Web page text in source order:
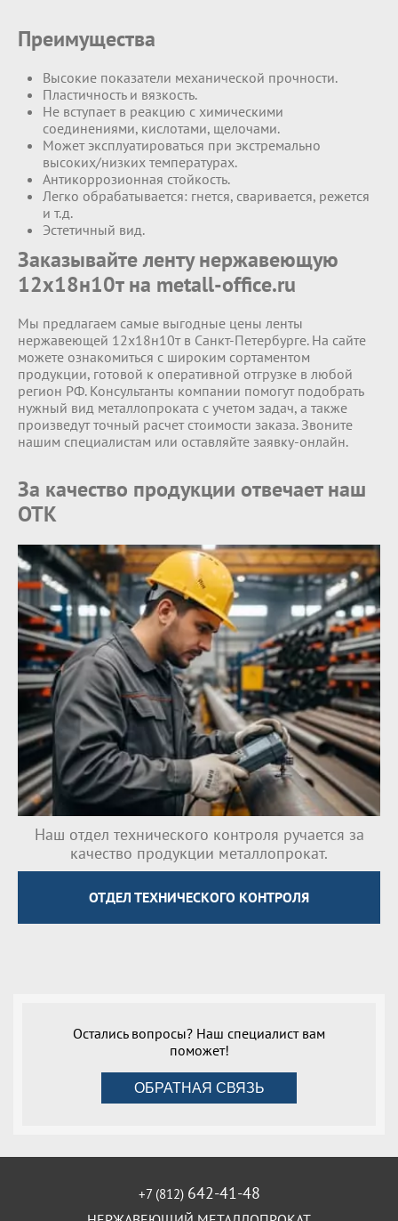
Преимущества
Высокие показатели механической прочности.
Пластичность и вязкость.
Не вступает в реакцию с химическими
соединениями, кислотами, щелочами.
Может эксплуатироваться при экстремально
высоких/низких температурах.
Антикоррозионная стойкость.
Легко обрабатывается: гнется, сваривается, режется
и т.д.
Эстетичный вид.
Заказывайте ленту нержавеющую
12х18н10т на metall-office.ru
Мы предлагаем самые выгодные цены ленты
нержавеющей 12х18н10т в Санкт-Петербурге. На сайте
можете ознакомиться с широким сортаментом
продукции, готовой к оперативной отгрузке в любой
регион РФ. Консультанты компании помогут подобрать
нужный вид металлопроката с учетом задач, а также
произведут точный расчет стоимости заказа. Звоните
нашим специалистам или оставляйте заявку-онлайн.
За качество продукции отвечает наш
ОТК
Наш отдел технического контроля ручается за
качество продукции металлопрокат.
ОТДЕЛ ТЕХНИЧЕСКОГО КОНТРОЛЯ
Остались вопросы? Наш специалист вам
поможет!
ОБРАТНАЯ СВЯЗЬ
+7 (812) 642-41-48